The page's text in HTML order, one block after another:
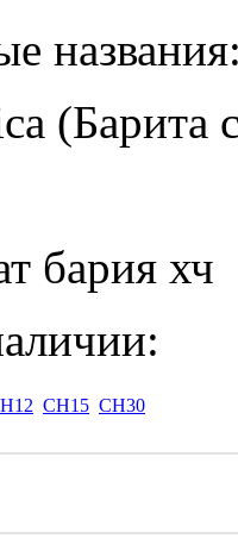
(Барита
бария хч
CH15 CH30